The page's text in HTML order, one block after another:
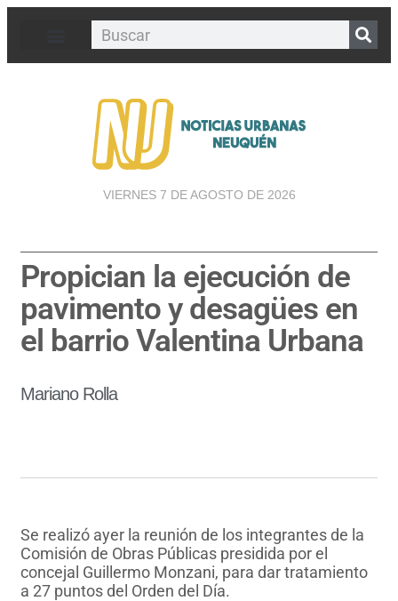
VIERNES 7 DE AGOSTO DE 2026
Propician la ejecución de
pavimento y desagües en
el barrio Valentina Urbana
Mariano Rolla
Se realizó ayer la reunión de los integrantes de la
Comisión de Obras Públicas presidida por el
concejal Guillermo Monzani, para dar tratamiento
a 27 puntos del Orden del Día.